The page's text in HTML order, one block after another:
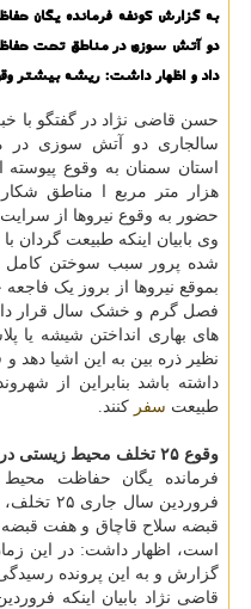
به گزارش كونفه فرمانده یگان
دو آتش سوزی در مناطق تحت
داد و اظهار داشت: ریشه بیشتر
حسن قاضی نژاد در گفتگو با
سالجاری دو آتش سوزی
استان سمنان به وقوع
هزار متر مربع ا مناطق
حضور به وقوع نیروها از
وی بابیان اینکه طبیعت
شده پرور سبب سوختن
بموقع نیروها از بروز یک
فصل گرم و خشک سال قرار
های بهاری انداختن شیشه یا
نظیر ذره بین به این اشیا دهد
داشته باشد بنابراین از
طبیعت سفر کنند.
وقوع ۲۵ تخلف محیط زیستی در فروردین
فرمانده یگان حفاظت محیط
قبضه سلاح قاچاق و هفت
است، اظهار داشت: در این
گزارش و به این پرونده
قاضی نژاد بابیان اینکه